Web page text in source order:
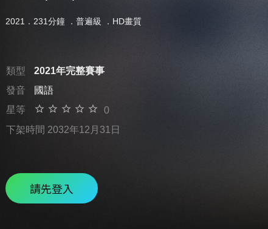
2021．231分鐘 ． 普遍級 ．HD畫質
類型
2021年完整賽事
發音
國語
星等
0
下架時間 2032年12月31日
請先登入